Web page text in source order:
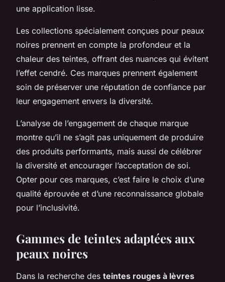
une application lisse.
Les collections spécialement conçues pour peaux
noires prennent en compte la profondeur et la
chaleur des teintes, offrant des nuances qui évitent
l’effet cendré. Ces marques prennent également
soin de préserver une réputation de confiance par
leur engagement envers la diversité.
L’analyse de l’engagement de chaque marque
montre qu’il ne s’agit pas uniquement de produire
des produits performants, mais aussi de célébrer
la diversité et encourager l’acceptation de soi.
Opter pour ces marques, c’est faire le choix d’une
qualité éprouvée et d’une reconnaissance globale
pour l’inclusivité.
Gammes de teintes adaptées aux
peaux noires
Dans la recherche des teintes rouges à lèvres